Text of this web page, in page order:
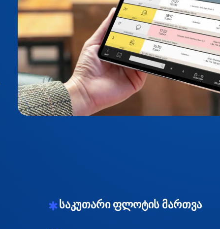
საკუთარი ფლოტის მართვა